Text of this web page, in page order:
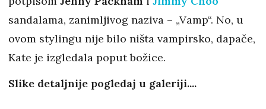
sandalama, zanimljivog naziva – „Vamp“. No, u
ovom stylingu nije bilo ništa vampirsko, dapače,
Kate je izgledala poput božice.
Slike detaljnije pogledaj u galeriji....